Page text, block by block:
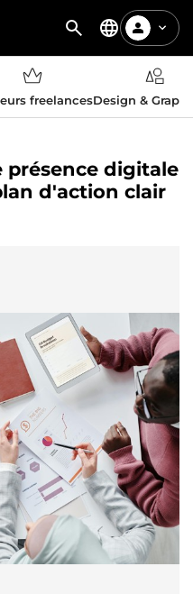
freelancesDesign &
présence digitale
d'action clair